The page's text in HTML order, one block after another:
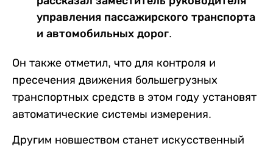
управления пассажирского транспорта
и автомобильных дорог.
Он также отметил, что для контроля и
пресечения движения большегрузных
транспортных средств в этом году установят
автоматические системы измерения.
Другим новшеством станет искусственный